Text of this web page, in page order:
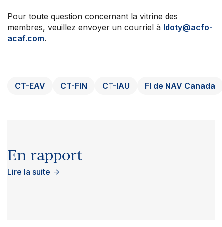
Pour toute question concernant la vitrine des
membres, veuillez envoyer un courriel à ldoty@acfo-
acaf.com.
CT-EAV CT-FIN CT-IAU FI de NAV Canada
En rapport
Lire la suite →